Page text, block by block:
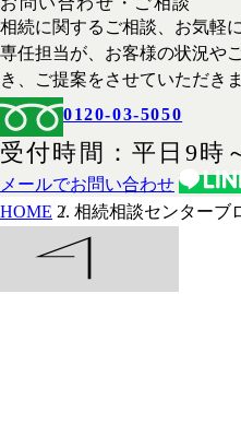
相続に関するご相談、お気軽
専任担当が、お客様の状況や
き、ご提案をさせていただきま
0120-03-5050
受付時間 平日 9時
メールでお問い合わせ
HOME
相続相談センターブ
HOME
事務所紹介